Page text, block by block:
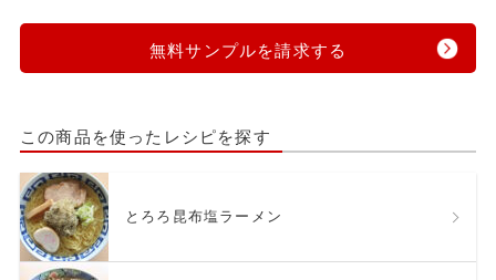
無料サンプルを請求する
この商品を使ったレシピを探す
とろろ昆布塩ラーメン